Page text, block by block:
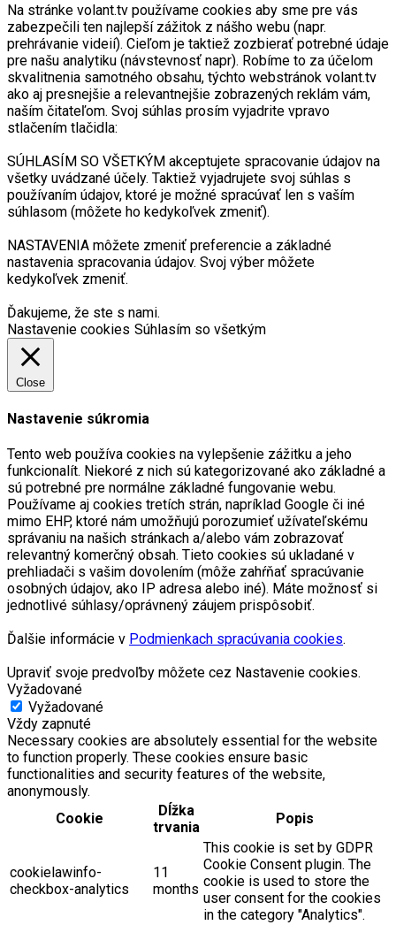
Na stránke volant.tv používame cookies aby sme pre vás
zabezpečili ten najlepší zážitok z nášho webu (napr.
prehrávanie videií). Cieľom je taktiež zozbierať potrebné údaje
pre našu analytiku (návstevnosť napr). Robíme to za účelom
skvalitnenia samotného obsahu, týchto webstránok volant.tv
ako aj presnejšie a relevantnejšie zobrazených reklám vám,
naším čitateľom. Svoj súhlas prosím vyjadrite vpravo
stlačením tlačidla:
SÚHLASÍM SO VŠETKÝM akceptujete spracovanie údajov na
všetky uvádzané účely. Taktiež vyjadrujete svoj súhlas s
používaním údajov, ktoré je možné spracúvať len s vaším
súhlasom (môžete ho kedykoľvek zmeniť).
NASTAVENIA môžete zmeniť preferencie a základné
nastavenia spracovania údajov. Svoj výber môžete
kedykoľvek zmeniť.
Ďakujeme, že ste s nami.
Nastavenie cookies Súhlasím so všetkým
Close
Nastavenie súkromia
Tento web používa cookies na vylepšenie zážitku a jeho
funkcionalít. Niekoré z nich sú kategorizované ako základné a
sú potrebné pre normálne základné fungovanie webu.
Používame aj cookies tretích strán, napríklad Google či iné
mimo EHP, ktoré nám umožňujú porozumieť užívateľskému
správaniu na našich stránkach a/alebo vám zobrazovať
relevantný komerčný obsah. Tieto cookies sú ukladané v
prehliadači s vašim dovolením (môže zahŕňať spracúvanie
osobných údajov, ako IP adresa alebo iné). Máte možnosť si
jednotlivé súhlasy/oprávnený záujem prispôsobiť.
Ďalšie informácie v Podmienkach spracúvania cookies.
Upraviť svoje predvoľby môžete cez Nastavenie cookies.
Vyžadované
Vyžadované
Vždy zapnuté
Necessary cookies are absolutely essential for the website
to function properly. These cookies ensure basic
functionalities and security features of the website,
anonymously.
Cookie
Dĺžka
trvania
Popis
cookielawinfo-
checkbox-analytics
11
months
This cookie is set by GDPR
Cookie Consent plugin. The
cookie is used to store the
user consent for the cookies
in the category "Analytics".